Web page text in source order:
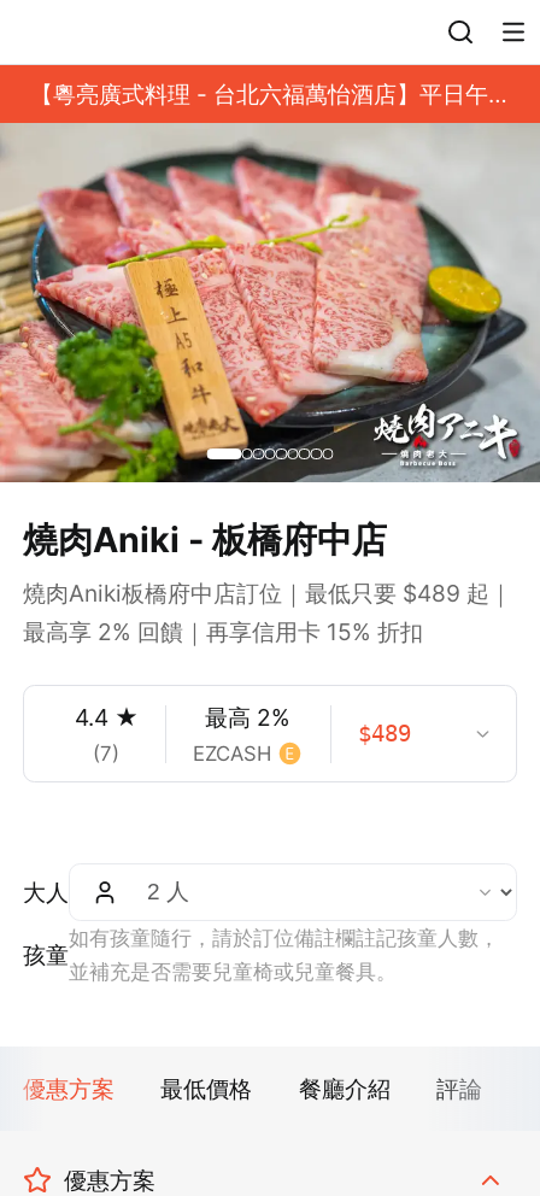
【粵亮廣式料理 - 台北六福萬怡酒店】平日午餐
8 折起｜靓港點套餐
燒肉Aniki - 板橋府中店
燒肉Aniki板橋府中店訂位｜最低只要 $489 起｜
最高享 2% 回饋｜再享信用卡 15% 折扣
4.4★
(7)
最高 2%
EZCASH
$489
大人
孩童
如有孩童隨行，請於訂位備註欄註記孩童人數，
並補充是否需要兒童椅或兒童餐具。
優惠方案 最低價格 餐廳介紹 評論
優惠方案